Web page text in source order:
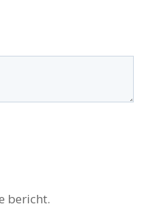
bericht.